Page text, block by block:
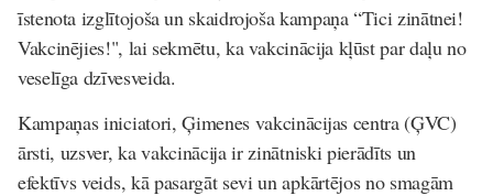
īstenota izglītojoša un skaidrojoša kampaņa “Tici zinātnei!
Vakcinējies!", lai sekmētu, ka vakcinācija kļūst par daļu no
veselīga dzīvesveida.
Kampaņas iniciatori, Ģimenes vakcinācijas centra (ĢVC)
ārsti, uzsver, ka vakcinācija ir zinātniski pierādīts un
efektīvs veids, kā pasargāt sevi un apkārtējos no smagām